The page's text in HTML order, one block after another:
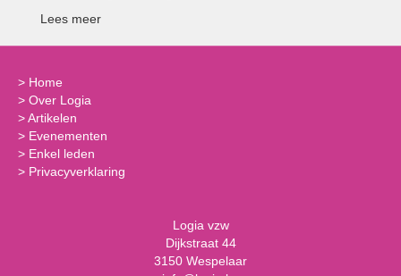
Lees meer
> Home
> Over Logia
>Artikelen
> Evenementen
> Enkel leden
> Privacyverklaring
Logia vzw
Dijkstraat 44
3150 Wespelaar